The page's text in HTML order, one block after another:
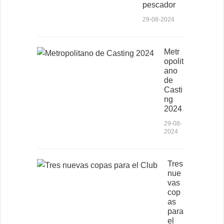
pescador
29-08-2024
Metr
opolit
ano
de
Casti
ng
2024
29-08-
2024
Tres
nue
vas
cop
as
para
el